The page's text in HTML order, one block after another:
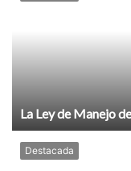
La Ley de Manejo
Destacada